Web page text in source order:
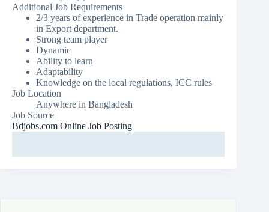
Additional Job Requirements
2/3 years of experience in Trade operation mainly
in Export department.
Strong team player
Dynamic
Ability to learn
Adaptability
Knowledge on the local regulations, ICC rules
Job Location
Anywhere in Bangladesh
Job Source
Bdjobs.com Online Job Posting